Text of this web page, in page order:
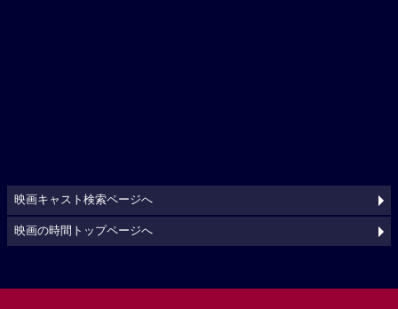
映画キャスト検索ページへ
映画の時間トップページへ